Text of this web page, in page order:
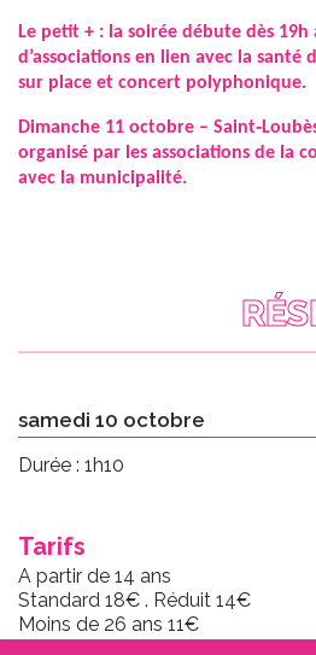
Le petit + : la soirée débute dès 19h
d’associations en lien avec la santé
sur place et concert polyphonique.
Dimanche 11 octobre –
organisé par les associations de la
avec la municipalité.
samedi 10 octobre
Durée : 1h10
Tarifs
A partir de 14 ans
Standard 18€ . Réduit 14€
Moins de 26 ans 11€